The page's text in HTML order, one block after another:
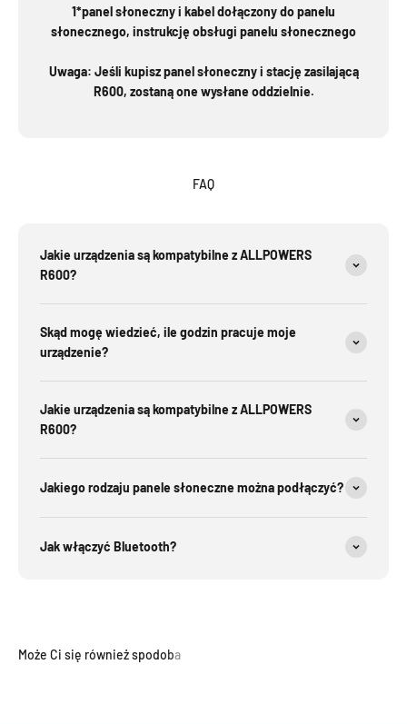
1*panel słoneczny i kabel dołączony do panelu
słonecznego, instrukcję obsługi panelu słonecznego
Uwaga: Jeśli kupisz panel słoneczny i stację zasilającą
R600, zostaną one wysłane oddzielnie.
FAQ
Jakie urządzenia są kompatybilne z ALLPOWERS
R600?
Skąd mogę wiedzieć, ile godzin pracuje moje
urządzenie?
Jakie urządzenia są kompatybilne z ALLPOWERS
R600?
Jakiego rodzaju panele słoneczne można podłączyć?
Jak włączyć Bluetooth?